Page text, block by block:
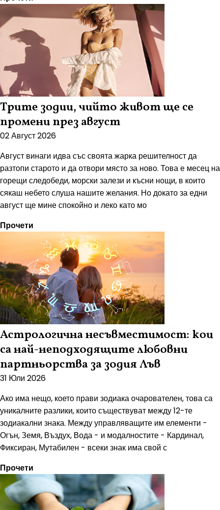
Трите зодии, чийто живот ще се
промени през август
02 Август 2026
Август винаги идва със своята жарка решителност да
разтопи старото и да отвори място за ново. Това е месец на
горещи следобеди, морски залези и късни нощи, в които
сякаш небето слуша нашите желания. Но докато за едни
август ще мине спокойно и леко като мо
Прочети
Астрологична несъвместимост: кои
са най-неподходящите любовни
партньорства за зодия Лъв
31 Юли 2026
Ако има нещо, което прави зодиака очарователен, това са
уникалните разлики, които съществуват между 12-те
зодиакални знака. Между управляващите им елементи -
Огън, Земя, Въздух, Вода - и модалностите - Кардинал,
Фиксиран, Мутабилен - всеки знак има свой с
Прочети